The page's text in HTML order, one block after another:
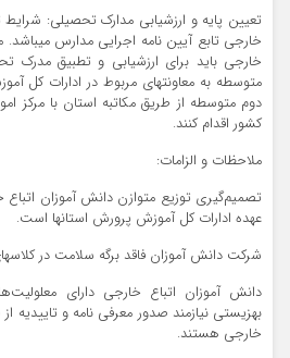
تعیین پایه و ارزشیابی مدارک تحصیلی: شرایط
خارجی تابع آیین نامه اجرایی مدارس
خارجی باید برای ارزشیابی و تطبیق مدرک
متوسطه به معاونتهای مربوط در ادارات کل
دوم متوسطه از طریق مکاتبه استان با مرکز
کشور اقدام کنند.
ملاحظات و الزامات:
تصمیم‌گیری توزیع متوازن دانش آموزان
عهده ادارات کل آموزش پرورش استانها است.
شرکت دانش آموزان فاقد برگه سلامت در
دانش آموزان اتباع خارجی دارای
بهزیستی نیازمند صدور معرفی نامه و تاییدیه
خارجی هستند.